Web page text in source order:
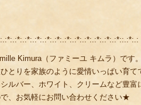
Kimura（ファミーユ キムラ）です。
とりを家族のように愛情いっぱい育
ルバー、ホワイト、クリームなど豊富
、お気軽にお問い合わせください★